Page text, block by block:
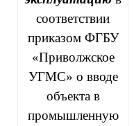
соответствии
приказом ФГБУ
«Приволжское
УГМС» о вводе
объекта в
промышленную